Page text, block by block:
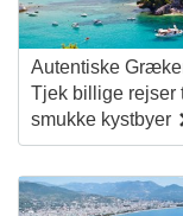
Autentiske
Tjek billige rejser
smukke kystbyer